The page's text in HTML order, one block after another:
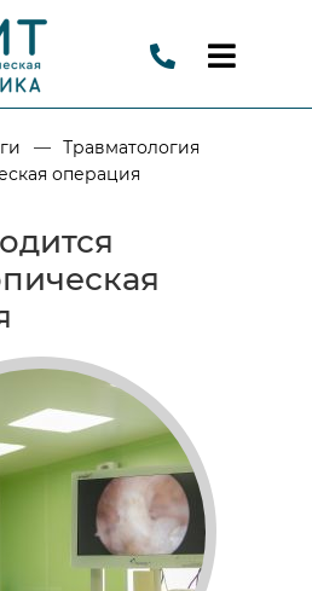
— Травматология
операция